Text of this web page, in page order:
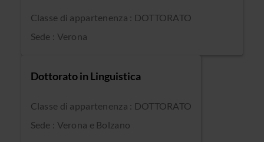
Classe di appartenenza : DOTTORATO
Sede : Verona
Dottorato in Linguistica
Classe di appartenenza : DOTTORATO
Sede : Verona e Bolzano